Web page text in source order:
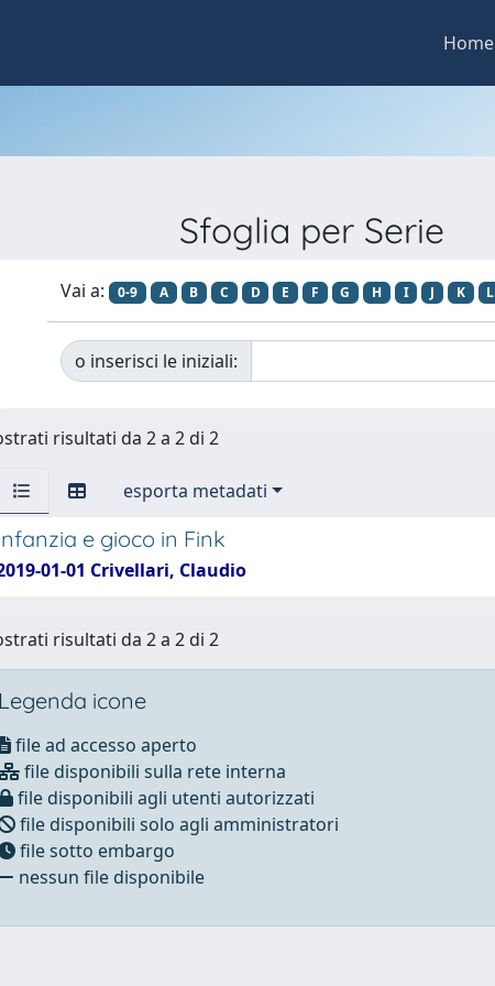
Home
Sfoglia per Serie
Vai a: 0-9 A B C D E F G H I J K L
o inserisci le iniziali:
risultati da 2 a 2 di 2
esporta metadati
e gioco in Fink
01-01 Crivellari, Claudio
risultati da 2 a 2 di 2
Legenda icone
file ad accesso aperto
file disponibili sulla rete interna
file disponibili agli utenti autorizzati
file disponibili solo agli amministratori
file sotto embargo
nessun file disponibile